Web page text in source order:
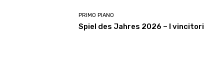
PRIMO PIANO
Spiel des Jahres 2026 – I vincitori